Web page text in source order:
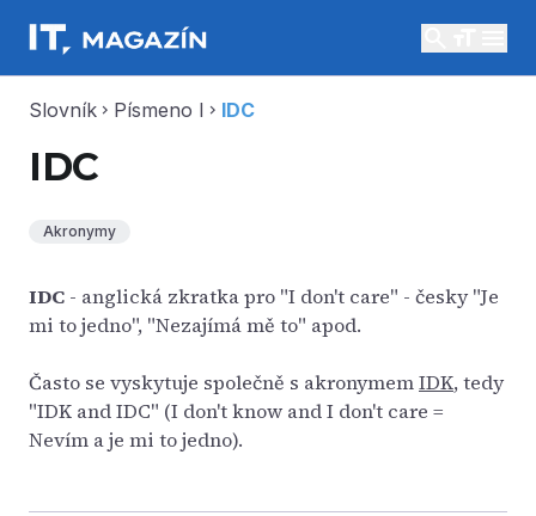
Slovník chevron_right Písmeno I chevron_right IDC
IDC
Akronymy
IDC - anglická zkratka pro "I don't care" - česky "Je
mi to jedno", "Nezajímá mě to" apod.
Často se vyskytuje společně s akronymemIDK, tedy
"IDK and IDC" (I don't know and I don't care =
Nevím a je mi to jedno).